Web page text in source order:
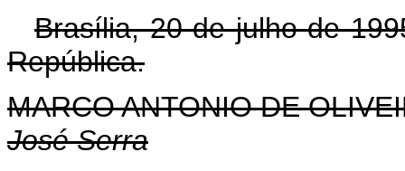
Brasília, 20 de julho de
República.
MARCO ANTONIO DE
José Serra